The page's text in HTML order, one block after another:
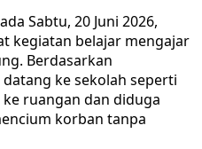
Sabtu, 20 Juni 2026,
kegiatan belajar mengajar
Berdasarkan
ke sekolah seperti
ruangan dan diduga
korban tanpa